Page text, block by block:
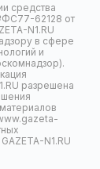
средства
62128 от
N1.RU
в сфере
и
разрешена
N1.RU